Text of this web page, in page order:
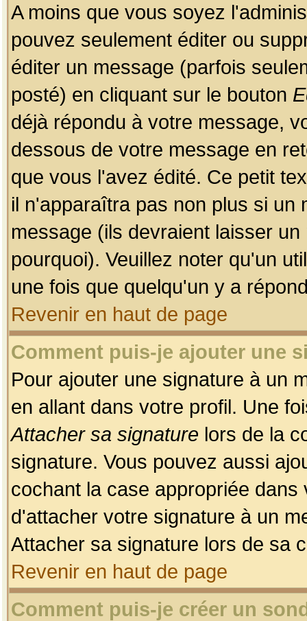
A moins que vous soyez
pouvez seulement éditer ou
éditer un message (parfois
posté) en cliquant sur le bouton
déjà répondu à votre message,
dessous de votre message en
que vous l'avez édité. Ce petit
il n'apparaîtra pas non plus si un
message (ils devraient laisser
pourquoi). Veuillez noter qu'un
une fois que quelqu'un y a
Revenir en haut de page
Comment puis-je ajouter une
Pour ajouter une signature à un
en allant dans votre profil. Une
Attacher sa signature lors de la
signature. Vous pouvez aussi
cochant la case appropriée
d'attacher votre signature à un
Attacher sa signature lors de sa
Revenir en haut de page
Comment puis-je créer un